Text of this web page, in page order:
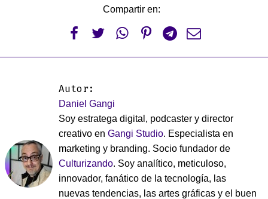
Compartir en:
     
Autor:
Daniel Gangi
Soy estratega digital, podcaster y director
creativo en Gangi Studio. Especialista en
marketing y branding. Socio fundador de
Culturizando. Soy analítico, meticuloso,
innovador, fanático de la tecnología, las
nuevas tendencias, las artes gráficas y el buen